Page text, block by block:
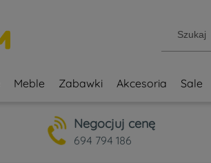
Meble Zabawki Akcesoria Sale
Negocjuj cenę
694 794 186